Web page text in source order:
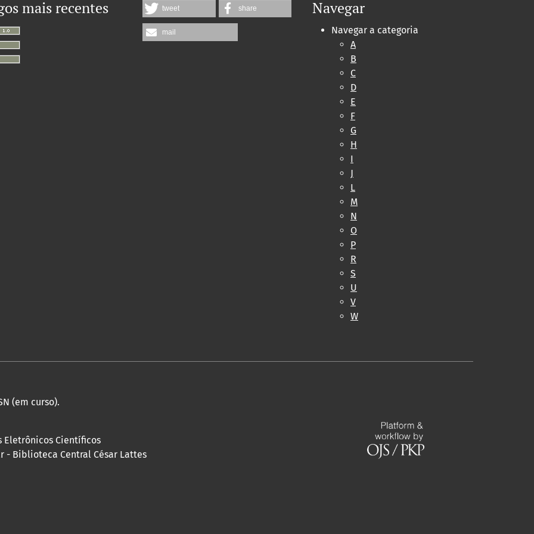
mais recentes tweet share
mail
Navegar
Navegar a categoria
A
B
C
D
E
F
G
H
I
J
L
M
N
O
P
R
S
U
V
W
(em curso).
Científicos
- Biblioteca Central César Lattes